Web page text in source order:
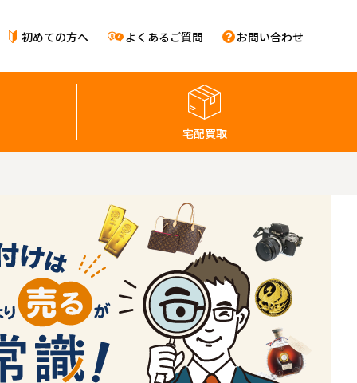
初めての方へ よくあるご質問 お問い合わせ
宅配買取